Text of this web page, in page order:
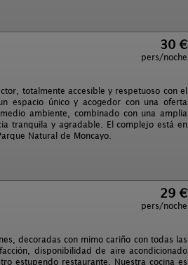
30 €
pers/noche
totalmente accesible y respetuoso con el
espacio único y acogedor con una oferta
ambiente, combinado con una amplia
tranquila y agradable. El complejo está en
Natural de Moncayo.
29 €
pers/noche
decoradas con mimo cariño con todas las
disponibilidad de aire acondicionado
estupendo restaurante. Nuestra cocina es